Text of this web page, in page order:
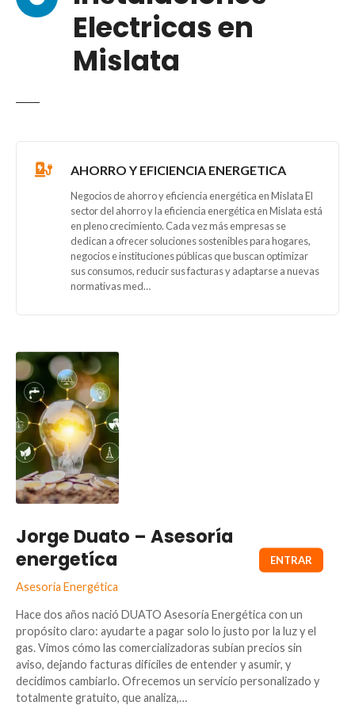
Electricas en
Mislata
AHORRO Y EFICIENCIA ENERGETICA
Negocios de ahorro y eficiencia energética en Mislata El
sector del ahorro y la eficiencia energética en Mislata está
en pleno crecimiento. Cada vez más empresas se
dedican a ofrecer soluciones sostenibles para hogares,
negocios e instituciones públicas que buscan optimizar
sus consumos, reducir sus facturas y adaptarse a nuevas
normativas med…
Jorge Duato – Asesoría
energetíca
Asesoría Energética
Hace dos años nació DUATO Asesoría Energética con un
propósito claro: ayudarte a pagar solo lo justo por la luz y el
gas. Vimos cómo las comercializadoras subían precios sin
aviso, dejando facturas difíciles de entender y asumir, y
decidimos cambiarlo. Ofrecemos un servicio personalizado y
totalmente gratuito, que analiza,…